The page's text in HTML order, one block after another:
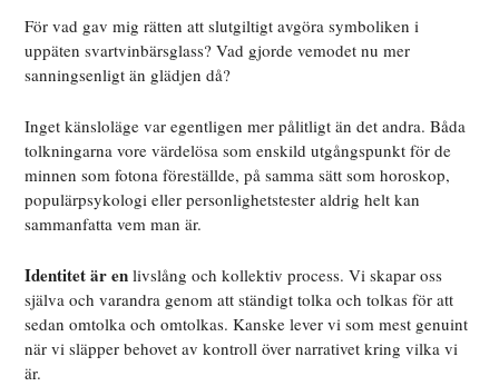
För vad gav mig rätten att slutgiltigt avgöra symboliken i
uppäten svartvinbärsglass? Vad gjorde vemodet nu mer
sanningsenligt än glädjen då?
Inget känsloläge var egentligen mer pålitligt än det andra. Båda
tolkningarna vore värdelösa som enskild utgångspunkt för de
minnen som fotona föreställde, på samma sätt som horoskop,
populärpsykologi eller personlighetstester aldrig helt kan
sammanfatta vem man är.
Identitet är en livslång och kollektiv process. Vi skapar oss
själva och varandra genom att ständigt tolka och tolkas för att
sedan omtolka och omtolkas. Kanske lever vi som mest genuint
när vi släpper behovet av kontroll över narrativet kring vilka vi
är.